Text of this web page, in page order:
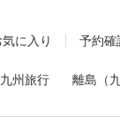
に入り 予約確
九州旅行 離島（